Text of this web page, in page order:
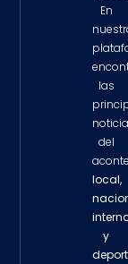
En
las
del
local,
y